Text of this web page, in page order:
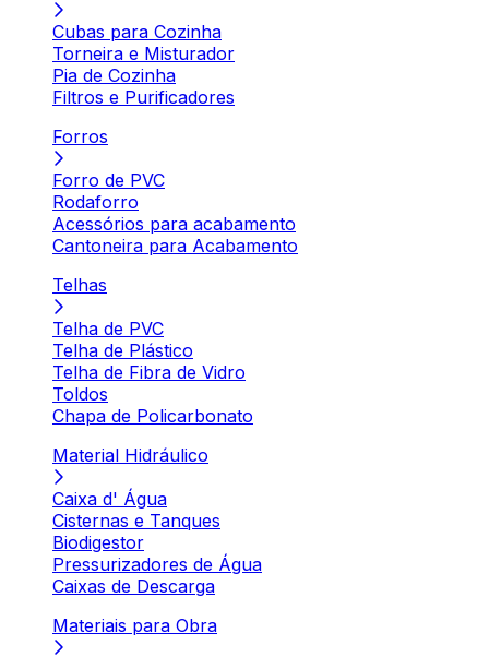
Cubas para Cozinha
Torneira e Misturador
Pia de Cozinha
Filtros e Purificadores
Forros
Forro de PVC
Rodaforro
Acessórios para acabamento
Cantoneira para Acabamento
Telhas
Telha de PVC
Telha de Plástico
Telha de Fibra de Vidro
Toldos
Chapa de Policarbonato
Material Hidráulico
Caixa d' Água
Cisternas e Tanques
Biodigestor
Pressurizadores de Água
Caixas de Descarga
Materiais para Obra